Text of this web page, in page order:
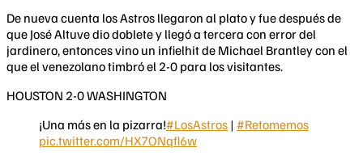
De nueva cuenta los Astros llegaron al plato y fue después de
que José Altuve dio doblete y llegó a tercera con error del
jardinero, entonces vino un infielhit de Michael Brantley con el
que el venezolano timbró el 2-0 para los visitantes.
HOUSTON 2-0 WASHINGTON
¡Una más en la pizarra!#LosAstros | #Retomemos
pic.twitter.com/HX7ONqfl6w